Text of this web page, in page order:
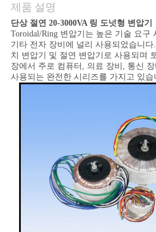
락
주
세
제품 설명
단상 절연 20-3000VA 링 도넛형 변압기
Toroidal/Ring 변압기는 높은 기술 요구
기타 전자 장비에 널리 사용되었습니
치 변압기 및 절연 변압기로 사용되며
장에서 주로 컴퓨터, 의료 장비, 통신
사용되는 완전한 시리즈를 가지고 있습